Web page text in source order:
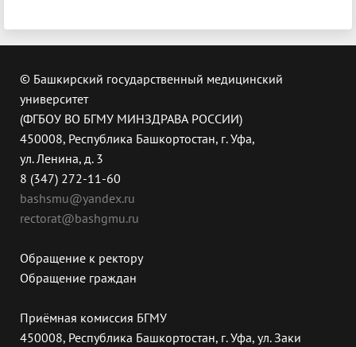
© Башкирский государственный медицинский
университет
(ФГБОУ ВО БГМУ МИНЗДРАВА РОССИИ)
450008, Республика Башкортостан, г. Уфа,
ул. Ленина, д. 3
8 (347) 272-11-60
bashsmu@yandex.ru
rectorat@bashgmu.ru
Обращение к ректору
Обращение граждан
Приёмная комиссия БГМУ
450008, Республика Башкортостан, г. Уфа, ул. Заки